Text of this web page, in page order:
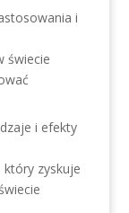
i
świecie
i efekty
który zyskuje